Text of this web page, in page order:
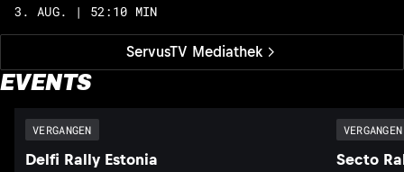
ServusTV Mediathek
3. AUG. | 52:10 MIN
EVENTS
VERGANGEN
Delfi Rally Estonia
VERGANGEN
Secto